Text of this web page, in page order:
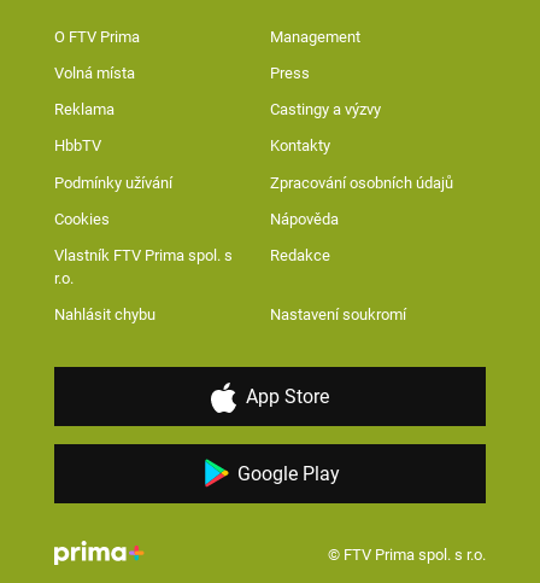
O FTV Prima Management
Volná místa Press
Reklama Castingy a výzvy
HbbTV Kontakty
Podmínky užívání Zpracování osobních údajů
Cookies Nápověda
Vlastník FTV Prima spol. s
r.o.
Redakce
Nahlásit chybu Nastavení soukromí
App Store
Google Play
© FTV Prima spol. s r.o.